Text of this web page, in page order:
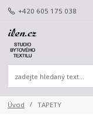
+420 605 175 038
Úvod TAPETY